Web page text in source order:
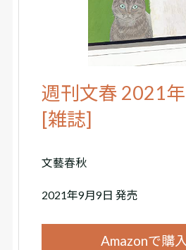
週刊文春 2021
[雑誌]
文藝春秋
2021年9月9日 発売
Amazonで購